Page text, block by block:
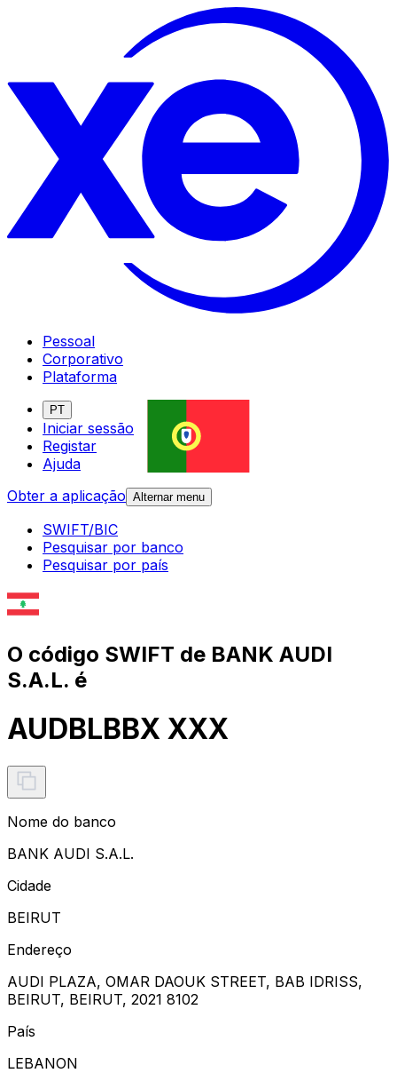
Pessoal
Corporativo
Plataforma
PT
Iniciar sessão
Registar
Ajuda
Obter a aplicação Alternar menu
SWIFT/BIC
Pesquisar por banco
Pesquisar por país
O código SWIFT de BANK AUDI
S.A.L. é
AUDBLBBX XXX
Nome do banco
BANK AUDI S.A.L.
Cidade
BEIRUT
Endereço
AUDI PLAZA, OMAR DAOUK STREET, BAB IDRISS,
BEIRUT, BEIRUT, 2021 8102
País
LEBANON